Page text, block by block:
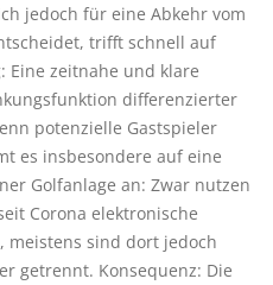
jedoch für eine Abkehr vom
trifft schnell auf
Eine zeitnahe und klare
differenzierter
potenzielle Gastspieler
es insbesondere auf eine
Golfanlage an: Zwar nutzen
Corona elektronische
meistens sind dort jedoch
getrennt. Konsequenz: Die